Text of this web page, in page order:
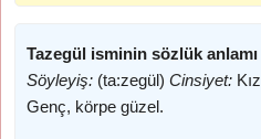
Tazegül isminin sözlük anlamı
Söyleyiş: (ta:zegül)Cinsiyet: Kız
Genç, körpe güzel.